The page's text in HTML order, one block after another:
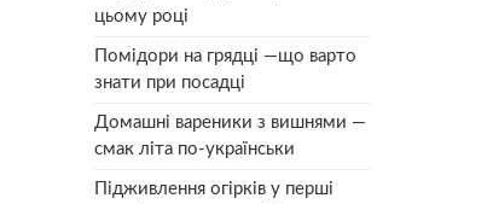
цьому році
Помідори на грядці —що варто
знати при посадці
Домашні вареники з вишнями —
смак літа по-українськи
Підживлення огірків у перші